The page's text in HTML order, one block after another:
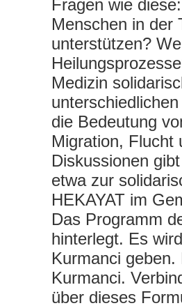
Fragen wie
Menschen in der
unterstützen?
Medizin
die Bedeutung
Migration, Flucht
Diskussionen
etwa zur
HEKAYAT im
Das Programm
hinterlegt. Es
Kurmanci
Kurmanci.
über dieses